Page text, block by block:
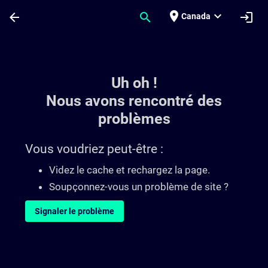
arrow_back search place Canada expand_more login
Uh oh !
Nous avons rencontré des
problèmes
Vous voudriez peut-être :
Videz le cache et rechargez la page.
Soupçonnez-vous un problème de site ?
Signaler le problème